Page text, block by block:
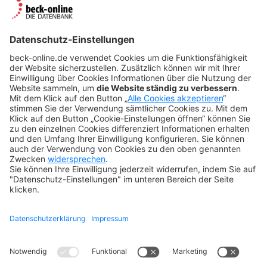
Der Verlag
Nachhaltigkeit
NÜTZLICHES
FAQs
Tipps & Tricks
Newsletter
Abo kündigen
Widerruf
SONSTIGES
Impressum
Datenschutz
Rechtliches
Kontakt